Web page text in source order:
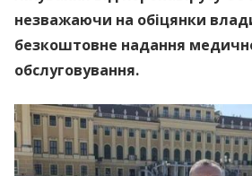
незважаючи на обіцянки
безкоштовне надання
обслуговування.